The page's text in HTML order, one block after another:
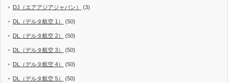
DJ（エアアジアジャパン） (3)
DL（デルタ航空 1） (50)
DL（デルタ航空 2） (50)
DL（デルタ航空 3） (50)
DL（デルタ航空 4） (50)
DL（デルタ航空 5） (50)